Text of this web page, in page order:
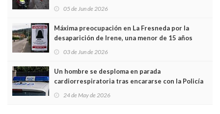
frontal
05 de Jun de 2026
Máxima preocupación en La Fresneda por la
desaparición de Irene, una menor de 15 años
03 de Jun de 2026
Un hombre se desploma en parada
cardiorrespiratoria tras encararse con la Policía
Local en Luanco
24 de May de 2026